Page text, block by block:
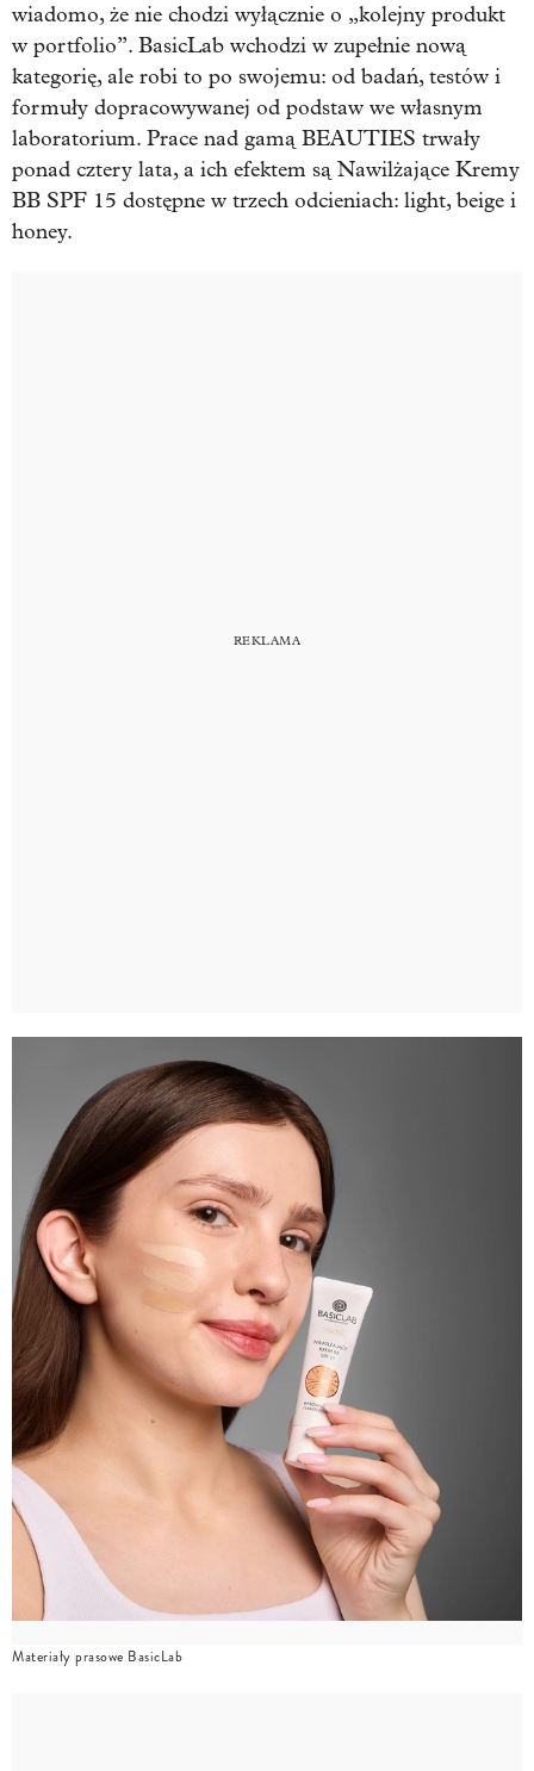
wiadomo, że nie chodzi wyłącznie o „kolejny produkt
w portfolio”. BasicLab wchodzi w zupełnie nową
kategorię, ale robi to po swojemu: od badań, testów i
formuły dopracowywanej od podstaw we własnym
laboratorium. Prace nad gamą BEAUTIES trwały
ponad cztery lata, a ich efektem są Nawilżające Kremy
BB SPF 15 dostępne w trzech odcieniach: light, beige i
honey.
Materiały prasowe BasicLab